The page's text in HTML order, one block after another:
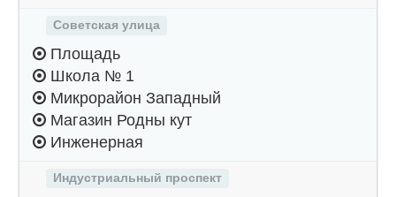
Советская улица
Площадь
Школа № 1
Микрорайон Западный
Магазин Родны кут
Инженерная
Индустриальный проспект